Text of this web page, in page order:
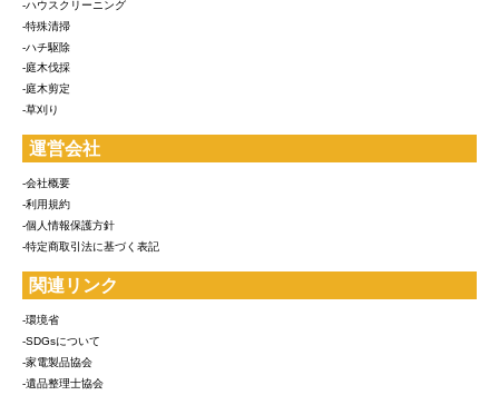
-ハウスクリーニング
-特殊清掃
-ハチ駆除
-庭木伐採
-庭木剪定
-草刈り
運営会社
-会社概要
-利用規約
-個人情報保護方針
-特定商取引法に基づく表記
関連リンク
-環境省
-SDGsについて
-家電製品協会
-遺品整理士協会